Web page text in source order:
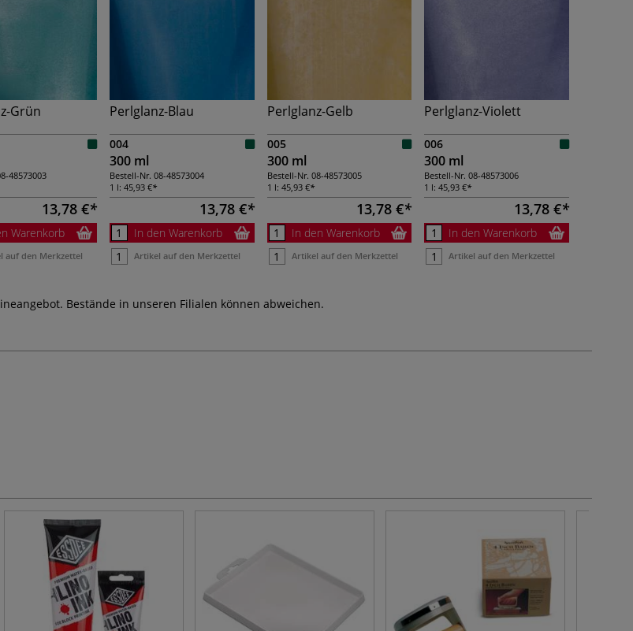
Grün
48573003
13,78 €
Warenkorb
auf den Merkzettel
Perlglanz-Blau
004
300 ml
Bestell-Nr. 08-48573004
1 l: 45,93 €
13,78 €
In den Warenkorb
Artikel auf den Merkzettel
Perlglanz-Gelb
005
300 ml
Bestell-Nr. 08-48573005
1 l: 45,93 €
13,78 €
In den Warenkorb
Artikel auf den Merkzettel
Perlglanz-Violett
006
300 ml
Bestell-Nr. 08-48573006
1 l:45,93 €
13,78 €
In den Warenkorb
Artikel auf den Merkzettel
Bestände in unseren Filialen können abweichen.